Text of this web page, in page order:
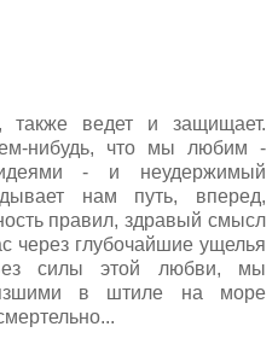
также ведет и защищает.
нибудь, что мы любим -
- и неудержимый
нам путь, вперед,
правил, здравый смысл
через глубочайшие ущелья
силы этой любви, мы
в штиле на море